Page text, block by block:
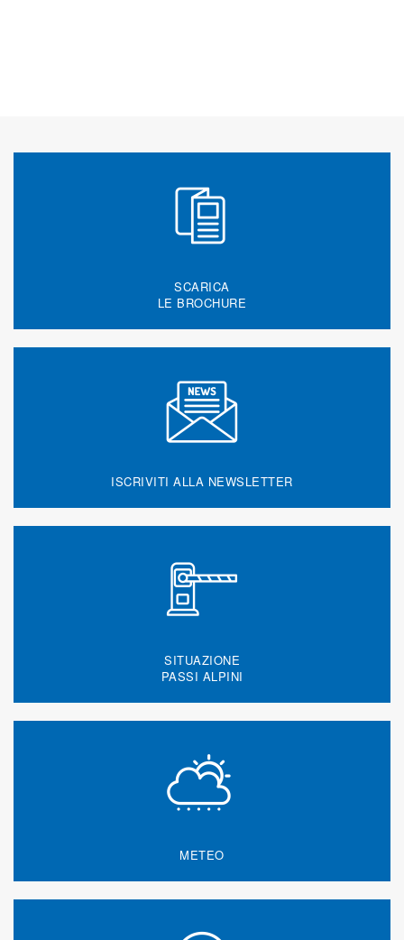
SCARICA
LE BROCHURE
ISCRIVITI ALLA NEWSLETTER
SITUAZIONE
PASSI ALPINI
METEO